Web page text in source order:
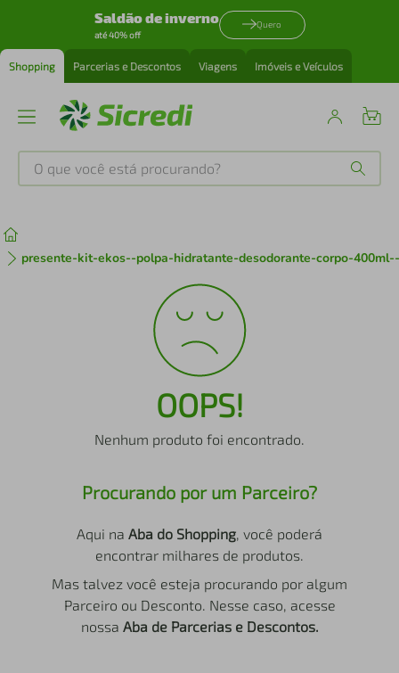
Saldão de inverno
até 40% off
Quero
Shopping Parcerias e Descontos Viagens Imóveis e Veículos
O que você está procurando?
presente-kit-ekos--polpa-hidratante-desodorante-corpo-
OOPS!
Nenhum produto foi encontrado.
Procurando por um Parceiro?
Aqui na Aba do Shopping, você poderá
encontrar milhares de produtos.
Mas talvez você esteja procurando por algum
Parceiro ou Desconto. Nesse caso, acesse
nossa Aba de Parcerias e Descontos.
tenis
iphone